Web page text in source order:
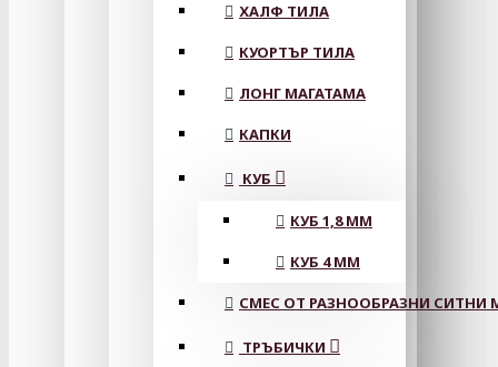
ХАЛФ ТИЛА
КУОРТЪР ТИЛА
ЛОНГ МАГАТАМА
КАПКИ
КУБ
КУБ 1,8 ММ
КУБ 4 ММ
СМЕС ОТ РАЗНООБРАЗНИ СИТНИ
ТРЪБИЧКИ